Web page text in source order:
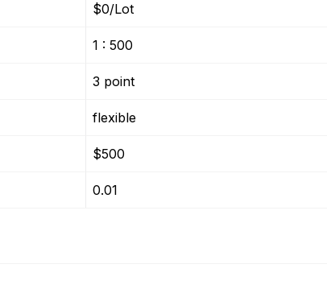
$0/Lot
1 : 500
3 point
flexible
$500
0.01